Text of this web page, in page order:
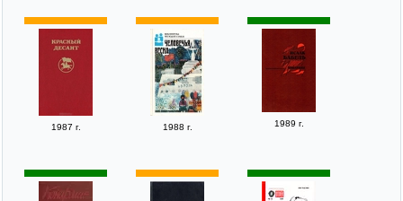
1987 г. 1988 г. 1989 г.